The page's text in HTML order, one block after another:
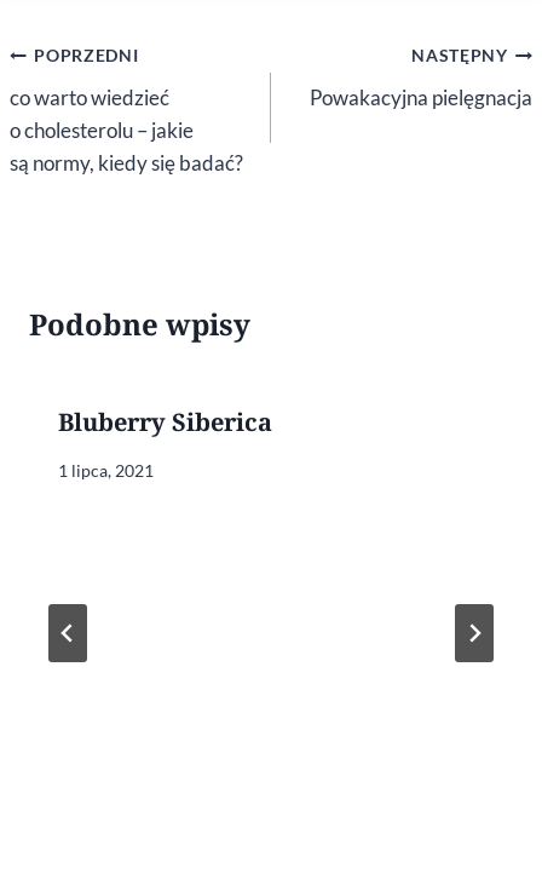
Nawigacja
wpisu
POPRZEDNI
co warto wiedzieć
o cholesterolu – jakie
są normy, kiedy się badać?
NASTĘPNY
Powakacyjna pielęgnacja
Podobne wpisy
Bluberry Siberica
1 lipca, 2021